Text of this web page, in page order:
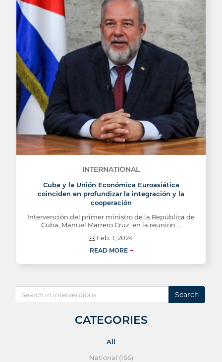
INTERNATIONAL
Cuba y la Unión Económica Euroasiática
coinciden en profundizar la integración y la
cooperación
Intervención del primer ministro de la República de
Cuba, Manuel Marrero Cruz, en la reunión …
Feb. 1, 2024
READ MORE
Search
CATEGORIES
All
National (166)